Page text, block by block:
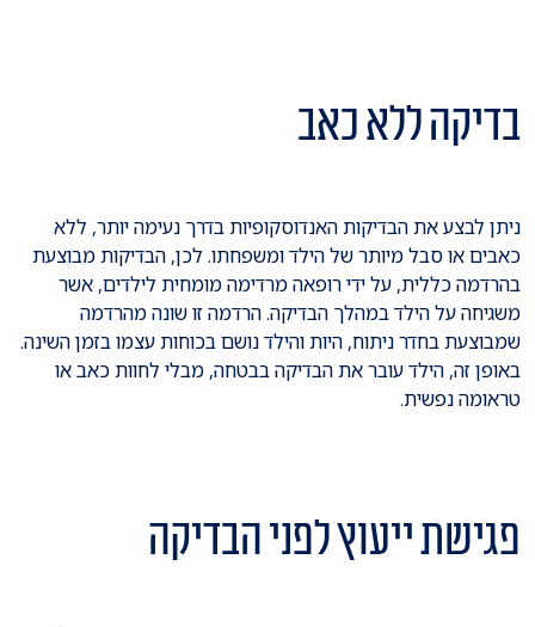
בדיקה ללא כאב
ניתן לבצע את הבדיקות האנדוסקופיות בדרך נעימה יותר, ללא
כאבים או סבל מיותר של הילד ומשפחתו. לכן, הבדיקות מבוצעת
בהרדמה כללית, על ידי רופאה מרדימה מומחית לילדים, אשר
משגיחה על הילד במהלך הבדיקה. הרדמה זו שונה מהרדמה
שמבוצעת בחדר ניתוח, היות והילד נושם בכוחות עצמו בזמן השינה.
באופן זה, הילד עובר את הבדיקה בבטחה, מבלי לחוות כאב או
טראומה נפשית.
פגישת ייעוץ לפני הבדיקה